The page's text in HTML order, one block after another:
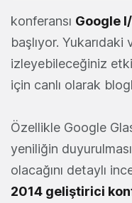
konferansı Google
başlıyor.
izleyebileceğiniz
için canlı olarak
Özellikle Google
yeniliğin
olacağını detaylı
2014 geliştirici